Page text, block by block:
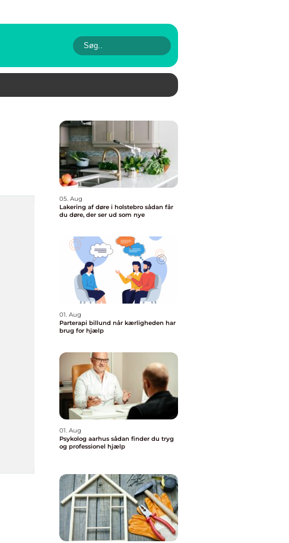
05. Aug
Lakering af døre i holstebro sådan får
du døre, der ser ud som nye
01. Aug
Parterapi billund når kærligheden har
brug for hjælp
01. Aug
Psykolog aarhus sådan finder du tryg
og professionel hjælp